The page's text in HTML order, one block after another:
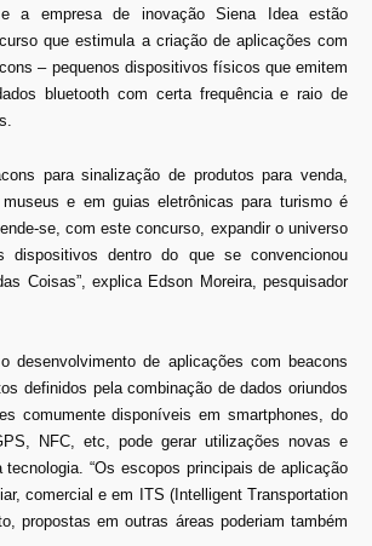
a empresa de inovação Siena Idea estão
que estimula a criação de aplicações com
– pequenos dispositivos físicos que emitem
bluetooth com certa frequência e raio de
para sinalização de produtos para venda,
e em guias eletrônicas para turismo é
se, com este concurso, expandir o universo
dispositivos dentro do que se convencionou
Coisas”, explica Edson Moreira, pesquisador
desenvolvimento de aplicações com beacons
definidos pela combinação de dados oriundos
comumente disponíveis em smartphones, do
NFC, etc, pode gerar utilizações novas e
tecnologia. “Os escopos principais de aplicação
comercial e em ITS (Intelligent Transportation
propostas em outras áreas poderiam também